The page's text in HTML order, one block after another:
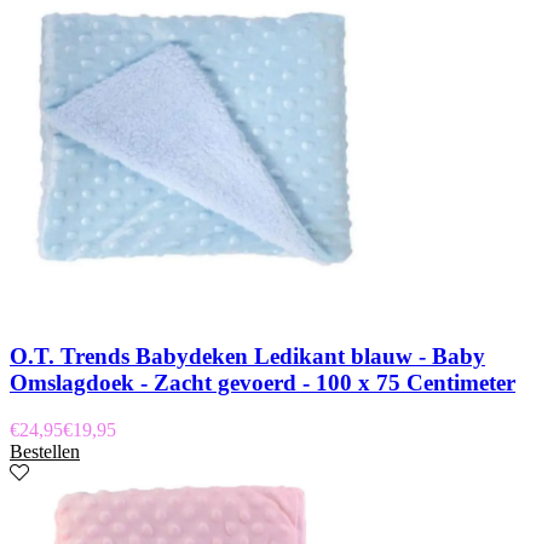
O.T. Trends Babydeken Ledikant blauw - Baby
Omslagdoek - Zacht gevoerd - 100 x 75 Centimeter
€24,95€19,95
Bestellen